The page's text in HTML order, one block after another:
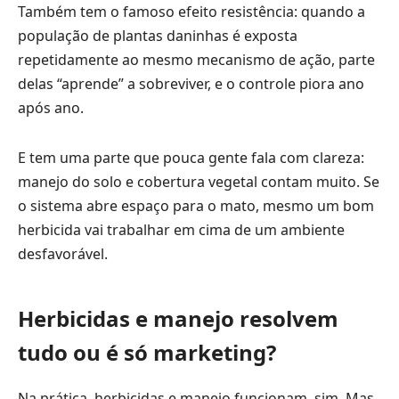
Também tem o famoso efeito resistência: quando a
população de plantas daninhas é exposta
repetidamente ao mesmo mecanismo de ação, parte
delas “aprende” a sobreviver, e o controle piora ano
após ano.
E tem uma parte que pouca gente fala com clareza:
manejo do solo e cobertura vegetal contam muito. Se
o sistema abre espaço para o mato, mesmo um bom
herbicida vai trabalhar em cima de um ambiente
desfavorável.
Herbicidas e manejo resolvem
tudo ou é só marketing?